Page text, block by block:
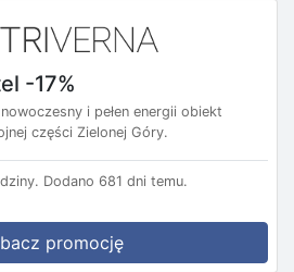
-17%
i pełen energii obiekt
części Zielonej Góry.
Dodano 681 dni temu.
promocję